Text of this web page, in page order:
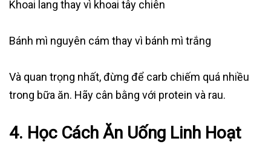
Khoai lang thay vì khoai tây chiên
Bánh mì nguyên cám thay vì bánh mì trắng
Và quan trọng nhất, đừng để carb chiếm quá nhiều
trong bữa ăn. Hãy cân bằng với protein và rau.
4. Học Cách Ăn Uống Linh Hoạt